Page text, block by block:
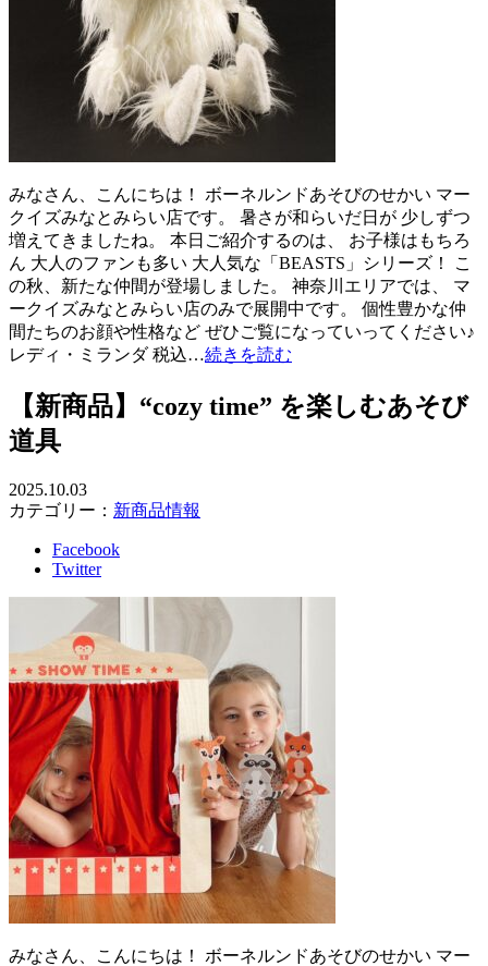
みなさん、こんにちは！ ボーネルンドあそびのせかい マー
クイズみなとみらい店です。 暑さが和らいだ日が 少しずつ
増えてきましたね。 本日ご紹介するのは、 お子様はもちろ
ん 大人のファンも多い 大人気な「BEASTS」シリーズ！ こ
の秋、新たな仲間が登場しました。 神奈川エリアでは、 マ
ークイズみなとみらい店のみで展開中です。 個性豊かな仲
間たちのお顔や性格など ぜひご覧になっていってください♪
レディ・ミランダ 税込…続きを読む
【新商品】“cozy time” を楽しむあそび
道具
2025.10.03
カテゴリー： 新商品情報
Facebook
Twitter
みなさん、こんにちは！ ボーネルンドあそびのせかい マー